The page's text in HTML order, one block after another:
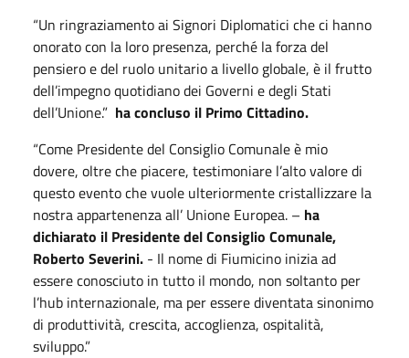
“Un ringraziamento ai Signori Diplomatici che ci hanno
onorato con la loro presenza, perché la forza del
pensiero e del ruolo unitario a livello globale, è il frutto
dell’impegno quotidiano dei Governi e degli Stati
dell’Unione.” ha concluso il Primo Cittadino.
“Come Presidente del Consiglio Comunale è mio
dovere, oltre che piacere, testimoniare l’alto valore di
questo evento che vuole ulteriormente cristallizzare la
nostra appartenenza all’ Unione Europea. – ha
dichiarato il Presidente del Consiglio Comunale,
Roberto Severini. - Il nome di Fiumicino inizia ad
essere conosciuto in tutto il mondo, non soltanto per
l’hub internazionale, ma per essere diventata sinonimo
di produttività, crescita, accoglienza, ospitalità,
sviluppo.”